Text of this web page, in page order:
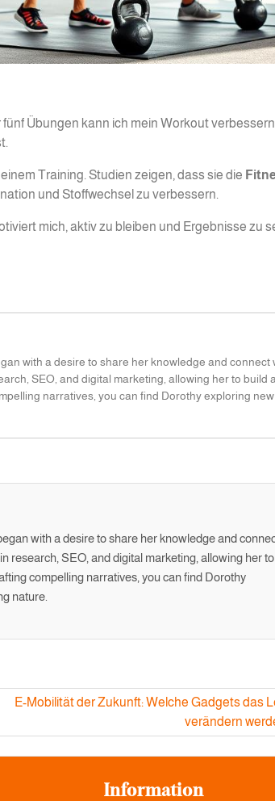
Übungen kann ich mein Workout
Training. Studien zeigen, dass sie die
und Stoffwechsel zu verbessern.
mich, aktiv zu bleiben und Ergebnisse zu
with a desire to share her knowledge and connect
SEO, and digital marketing, allowing her to build a
narratives, you can find Dorothy exploring new
with a desire to share her knowledge and
research, SEO, and digital marketing, allowing her to
compelling narratives, you can find Dorothy
nature.
E-Mobilität der Zukunft: Welche Gadgets das
verändern
Information